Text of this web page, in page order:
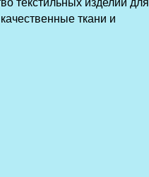
ткани и